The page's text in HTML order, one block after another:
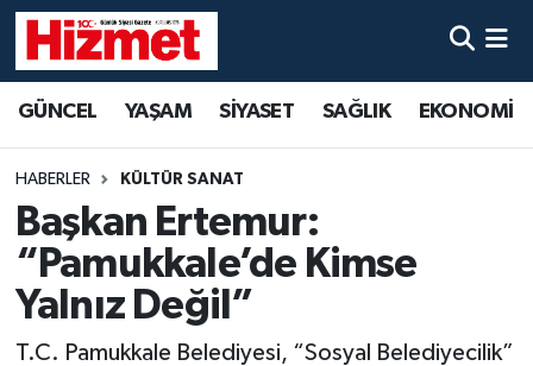
GÜNCEL YAŞAM SİYASET SAĞLIK EKONOMİ
HABERLER KÜLTÜR SANAT
Başkan Ertemur:
“Pamukkale’de Kimse
Yalnız Değil”
T.C. Pamukkale Belediyesi, “Sosyal Belediyecilik”
YAŞAM
SİYASET
SAĞLIK
Denizli Hava Durumu
Denizli Trafik Yoğunluk Haritası
Süper Lig Puan Durumu ve Fikstür
Tüm Manşetler